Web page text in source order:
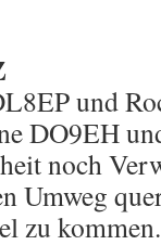
und
DO9EH
noch
Umweg
zu